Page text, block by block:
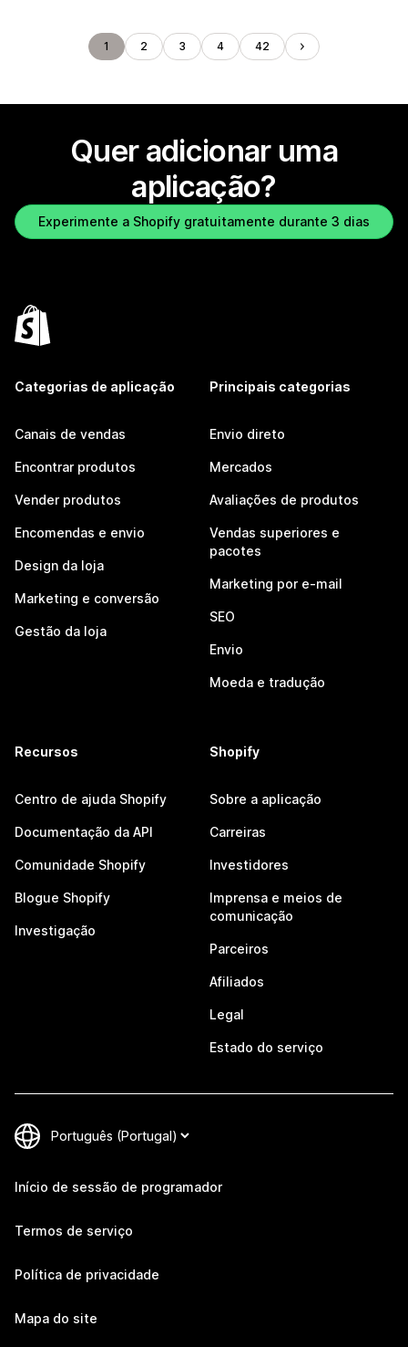
1 2 3 4 42
Quer adicionar uma
aplicação?
Experimente a Shopify gratuitamente durante 3 dias
Categorias de aplicação
Canais de vendas
Encontrar produtos
Vender produtos
Encomendas e envio
Design da loja
Marketing e conversão
Gestão da loja
Principais categorias
Envio direto
Mercados
Avaliações de produtos
Vendas superiores e
pacotes
Marketing por e-mail
SEO
Envio
Moeda e tradução
Recursos
Centro de ajuda Shopify
Documentação da API
Comunidade Shopify
Blogue Shopify
Investigação
Shopify
Sobre a aplicação
Carreiras
Investidores
Imprensa e meios de
comunicação
Parceiros
Afiliados
Legal
Estado do serviço
Início de sessão de programador
Termos de serviço
Política de privacidade
Mapa do site